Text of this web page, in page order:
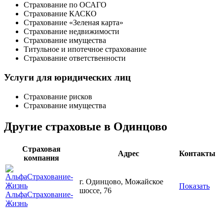
Страхование по ОСАГО
Страхование КАСКО
Страхование «Зеленая карта»
Страхование недвижимости
Страхование имущества
Титульное и ипотечное страхование
Страхование ответственности
Услуги для юридических лиц
Страхование рисков
Страхование имущества
Другие страховые в Одинцово
Страховая
компания
Адрес Контакты
АльфаСтрахование-
Жизнь
г. Одинцово, Можайское
шоссе, 76
Показать